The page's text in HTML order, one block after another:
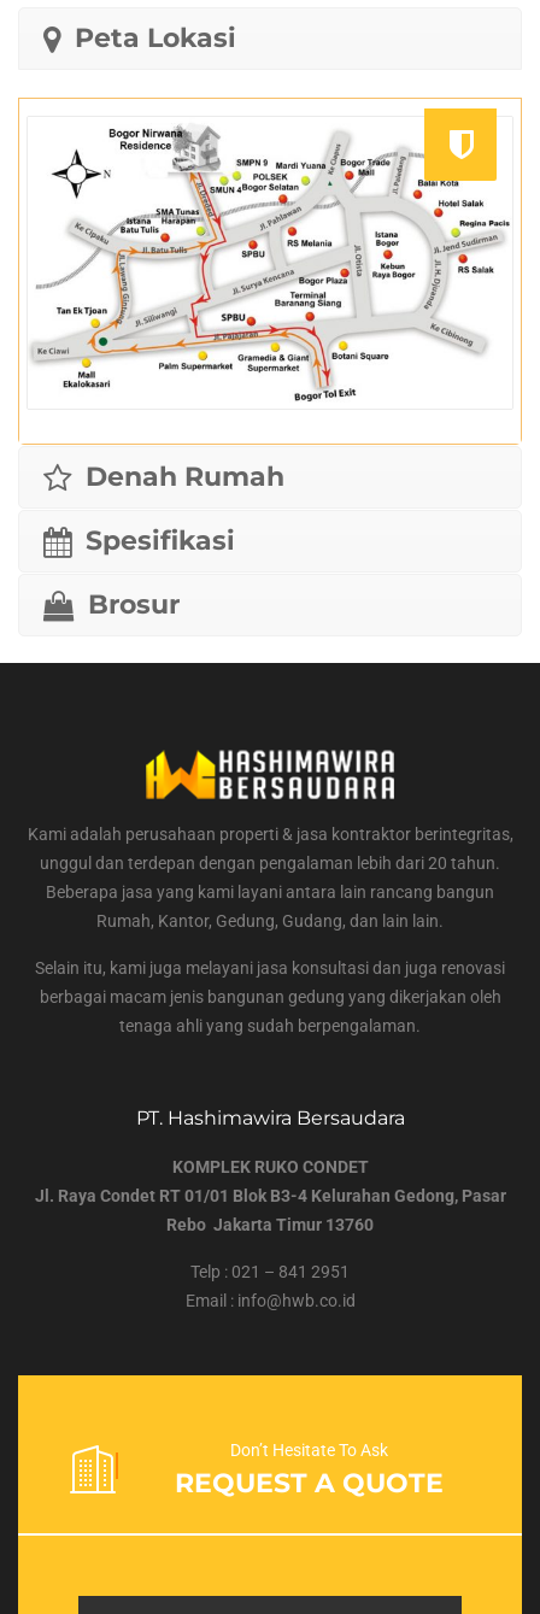
Peta Lokasi
Denah Rumah
Spesifikasi
Brosur
Kami adalah perusahaan properti & jasa kontraktor berintegritas,
unggul dan terdepan dengan pengalaman lebih dari 20 tahun.
Beberapa jasa yang kami layani antara lain rancang bangun
Rumah, Kantor, Gedung, Gudang, dan lain lain.
Selain itu, kami juga melayani jasa konsultasi dan juga renovasi
berbagai macam jenis bangunan gedung yang dikerjakan oleh
tenaga ahli yang sudah berpengalaman.
PT. Hashimawira Bersaudara
KOMPLEK RUKO CONDET
Jl. Raya Condet RT 01/01 Blok B3-4 Kelurahan Gedong, Pasar
Rebo Jakarta Timur 13760
Telp : 021 – 841 2951
Email : info@hwb.co.id
Don’t Hesitate To Ask
REQUEST A QUOTE